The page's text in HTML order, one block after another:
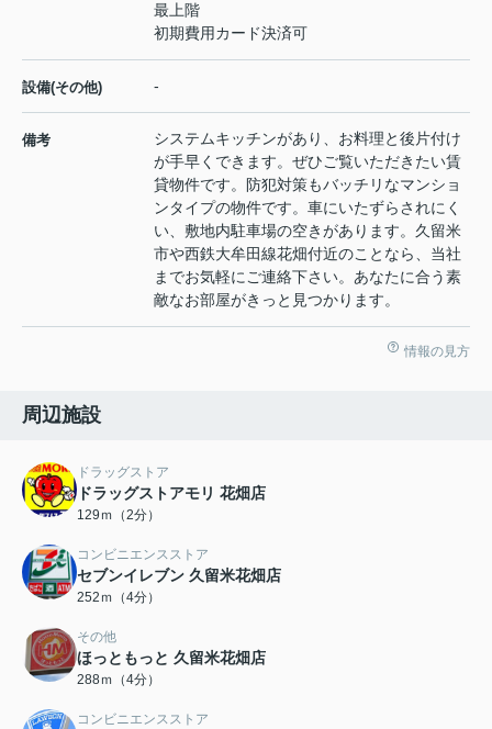
最上階
初期費用カード決済可
設備(その他) -
備考
システムキッチンがあり、お料理と後片付け
が手早くできます。ぜひご覧いただきたい賃
貸物件です。防犯対策もバッチリなマンショ
ンタイプの物件です。車にいたずらされにく
い、敷地内駐車場の空きがあります。久留米
市や西鉄大牟田線花畑付近のことなら、当社
までお気軽にご連絡下さい。あなたに合う素
敵なお部屋がきっと見つかります。
情報の見方
周辺施設
ドラッグストア
ドラッグストアモリ 花畑店
129ｍ（2分）
コンビニエンスストア
セブンイレブン 久留米花畑店
252ｍ（4分）
その他
ほっともっと 久留米花畑店
288ｍ（4分）
コンビニエンスストア